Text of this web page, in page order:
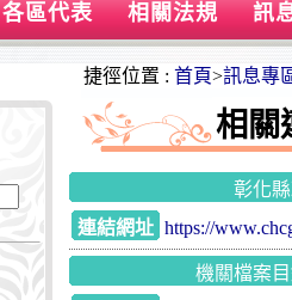
各區代表 相關法規 訊
捷徑位置 : 首頁>訊息專
相關
彰化
連結網址 https://
機關檔案